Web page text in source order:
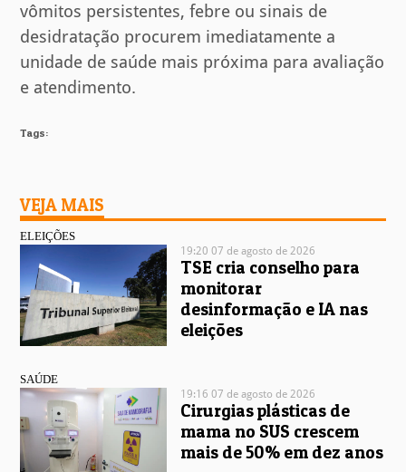
vômitos persistentes, febre ou sinais de
desidratação procurem imediatamente a
unidade de saúde mais próxima para avaliação
e atendimento.
Tags:
VEJA MAIS
ELEIÇÕES
19:20 07 de agosto de 2026
TSE cria conselho para
monitorar
desinformação e IA nas
eleições
SAÚDE
19:16 07 de agosto de 2026
Cirurgias plásticas de
mama no SUS crescem
mais de 50% em dez anos